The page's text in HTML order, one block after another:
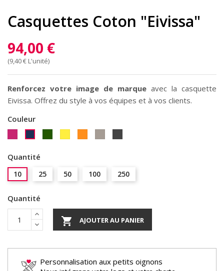
Casquettes Coton "Eivissa"
94,00 €
(9,40 € L'unité)
Renforcez votre image de marque avec la casquette
Eivissa. Offrez du style à vos équipes et à vos clients.
Couleur
Quantité
10 25 50 100 250
Quantité
 AJOUTER AU PANIER
Personnalisation aux petits oignons